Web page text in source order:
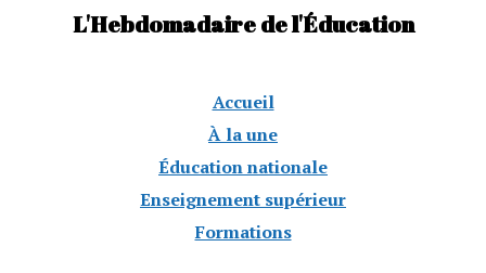
L'Hebdomadaire de l'Éducation
Accueil
À la une
Éducation nationale
Enseignement supérieur
Formations